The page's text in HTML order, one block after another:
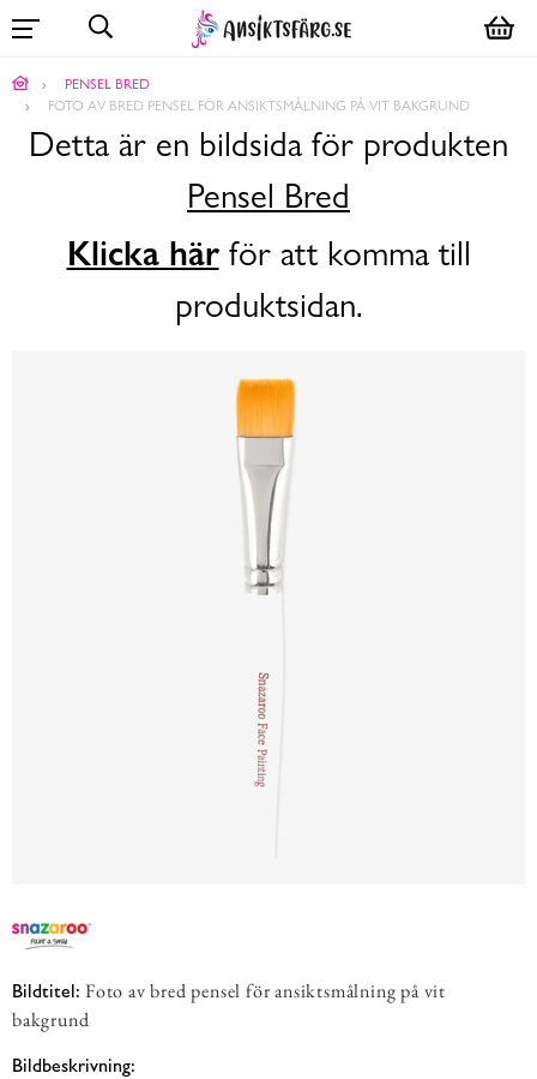
PENSEL BRED
FOTO AV BRED PENSEL FÖR ANSIKTSMÅLNING PÅ VIT BAKGRUND
Detta är en bildsida för produkten
Pensel Bred
Klicka härför att komma till
produktsidan.
Bildtitel: Foto av bred pensel för ansiktsmålning på vit
bakgrund
Bildbeskrivning: